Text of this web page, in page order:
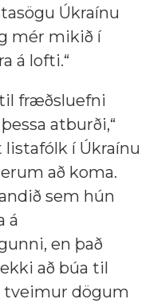
Úkraínu
mér mikið í
á lofti.“
til fræðsluefni
atburði,“
listafólk í Úkraínu
að koma.
sem hún
á
en það
að búa til
tveimur dögum